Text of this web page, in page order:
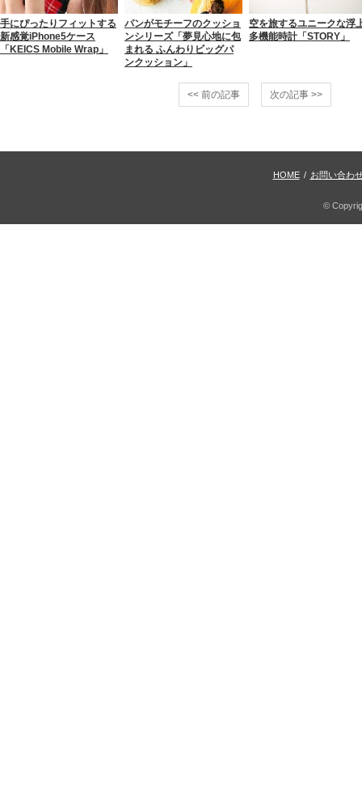
手にぴったりフィットする
新感覚iPhone5ケース
「KEICS Mobile Wrap」
パンがモチーフのクッショ
ンシリーズ「夢見心地に包
まれる ふんわりビッグパ
ンクッション」
空を旅するユニークな浮
多機能時計「STORY」
<< 前の記事 次の記事 >>
HOME / お問い合わ
©